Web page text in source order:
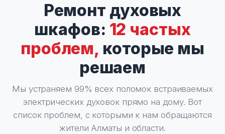
Ремонт духовых
шкафов: 12 частых
проблем, которые мы
решаем
Мы устраняем 99% всех поломок встраиваемых
электрических духовок прямо на дому. Вот
список проблем, с которыми к нам обращаются
жители Алматы и области.